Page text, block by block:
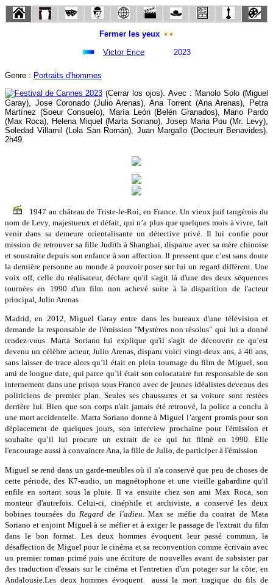
Fermer les yeux
Victor Erice
2023
Genre : Portraits d'hommes
(Cerrar los ojos). Avec : Manolo Solo (Miguel
Garay), Jose Coronado (Julio Arenas), Ana Torrent (Ana Arenas), Petra
Martínez (Soeur Consuelo), María León (Belén Granados), Mario Pardo
(Max Roca), Helena Miquel (Marta Soriano), Josep Maria Pou (Mr. Levy),
Soledad Villamil (Lola San Román), Juan Margallo (Docteurr Benavides).
2h49.
1947 au château de Triste-le-Roi, en France. Un vieux juif tangérois du
nom de Levy, majestueux et défait, qui n’a plus que quelques mois à vivre, fait
venir dans sa demeure orientalisante un détective privé. Il lui confie pour
mission de retrouver sa fille Judith à Shanghai, disparue avec sa mère chinoise
et soustraite depuis son enfance à son affection. Il pressent que c’est sans doute
la dernière personne au monde à pouvoir poser sur lui un regard différent. Une
voix off, celle du réalisateur, déclare qu'il s'agit là d'une des deux séquences
tournées en 1990 d'un film non achevé suite à la disparition de l'acteur
principal, Julio Arenas
Madrid, en 2012, Miguel Garay entre dans les bureaux d'une télévision et
demande la responsable de l'émission "Mystères non résolus" qui lui a donné
rendez-vous. Marta Soriano lui explique qu'il s'agit de découvrir ce qu’est
devenu un célèbre acteur, Julio Arenas, disparu voici vingt-deux ans, à 46 ans,
sans laisser de trace alors qu’il était en plein tournage du film de Miguel, son
ami de longue date, qui parce qu’il était son colocataire fut responsable de son
internement dans une prison sous Franco avec de jeunes idéalistes devenus des
politiciens de premier plan. Seules ses chaussures et sa voiture sont restées
derrière lui. Bien que son corps n'ait jamais été retrouvé, la police a conclu à
une mort accidentelle. Marta Soriano donne à Miguel l’argent promis pour son
déplacement de quelques jours, son interview prochaine pour l'émission et
souhaite qu’il lui procure un extrait de ce qui fut filmé en 1990. Elle
l'encourage aussi à convaincre Ana, la fille de Julio, de participer à l'émission
Miguel se rend dans un garde-meubles où il n'a conservé que peu de choses de
cette période, des K7-audio, un magnétophone et une vieille gabardine qu'il
enfile en sortant sous la pluie. Il va ensuite chez son ami Max Roca, son
monteur d'autrefois. Celui-ci, cinéphile et archiviste, a conservé les deux
bobines tournées du Regard de l'adieu . Max se méfie du contrat de Mata
Soriano et enjoint Miguel à se méfier et à exiger le passage de l'extrait du film
dans le bon format. Les deux hommes évoquent leur passé commun, la
désaffection de Miguel pour le cinéma et sa reconvention comme écrivain avec
un premier roman primé puis une écriture de nouvelles avant de subsister par
des traduction d'essais sur le cinéma et l'entretien d'un potager sur la côte, en
Andalousie.Les deux hommes évoquent aussi la mort tragique du fils de